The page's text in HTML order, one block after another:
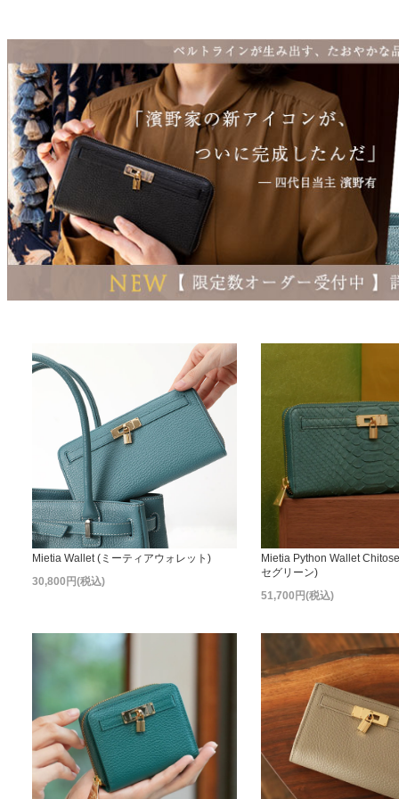
Mietia Wallet (ミーティアウォレット)
30,800円(税込)
Mietia Python Wallet
セグリーン)
51,700円(税込)